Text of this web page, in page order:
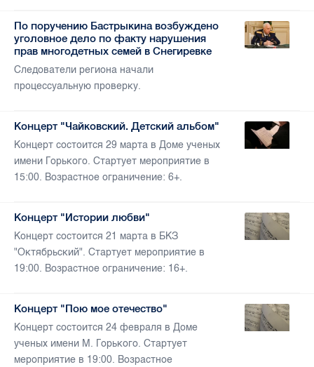
По поручению Бастрыкина возбуждено
уголовное дело по факту нарушения
прав многодетных семей в Снегиревке
Следователи региона начали
процессуальную проверку.
Концерт "Чайковский. Детский альбом"
Концерт состоится 29 марта в Доме ученых
имени Горького. Стартует мероприятие в
15:00. Возрастное ограничение: 6+.
Концерт "Истории любви"
Концерт состоится 21 марта в БКЗ
"Октябрьский". Стартует мероприятие в
19:00. Возрастное ограничение: 16+.
Концерт "Пою мое отечество"
Концерт состоится 24 февраля в Доме
ученых имени М. Горького. Стартует
мероприятие в 19:00. Возрастное